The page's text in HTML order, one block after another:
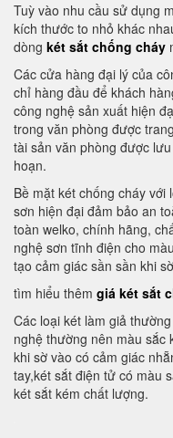
Tuỳ vào nhu cầu sử dụng
kích thước to nhỏ khác
dòng két sắt chống cháy
Các cửa hàng đại lý của
chỉ hàng đầu để khách
công nghệ sản xuất hiện
trong văn phòng được
tài sản văn phòng được
hoạn.
Bề mặt két chống cháy
sơn hiện đại đảm bảo an
toàn welko, chính hãng,
nghệ sơn tĩnh điện cho
tạo cảm giác sần sần khi
tìm hiểu thêm giá két sắt
Các loại két làm giả
nghệ thường nên màu sắc
khi sờ vào có cảm giác
tay,két sắt điện tử có màu
két sắt kém chất lượng.